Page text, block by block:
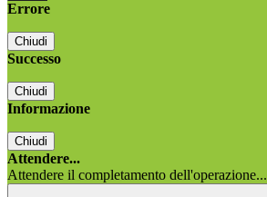
Errore
Chiudi
Successo
Chiudi
Informazione
Chiudi
Attendere...
Attendere il completamento dell'operazione...